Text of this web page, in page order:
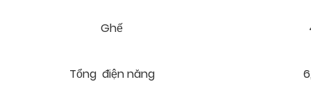
Ghế
Tổng điện năng